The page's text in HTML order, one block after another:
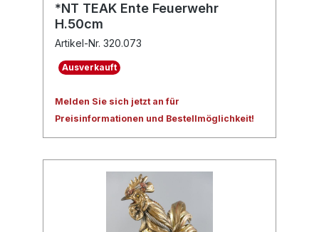
*NT TEAK Ente Feuerwehr
H.50cm
Artikel-Nr. 320.073
Ausverkauft
Melden Sie sich jetzt an für
Preisinformationen und Bestellmöglichkeit!